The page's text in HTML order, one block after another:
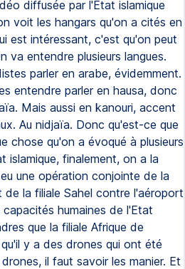
diffusée par l'Etat islamique
voit les hangars qu'on a cités en
est intéressant, c'est qu'on peut
va entendre plusieurs langues.
parler en arabe, évidemment.
entendre parler en hausa, donc
Mais aussi en kanouri, accent
Au nidjaïa. Donc qu'est-ce que
chose qu'on a évoqué à plusieurs
islamique, finalement, on a la
une opération conjointe de la
de la filiale Sahel contre l'aéroport
humaines de l'Etat
que la filiale Afrique de
y a des drones qui ont été
il faut savoir les manier. Et